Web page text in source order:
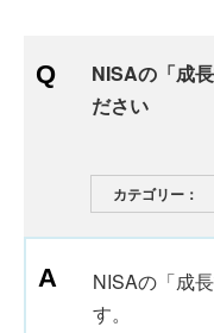
NISAの「成
ださい
カテゴリー：
NISAの「成
す。